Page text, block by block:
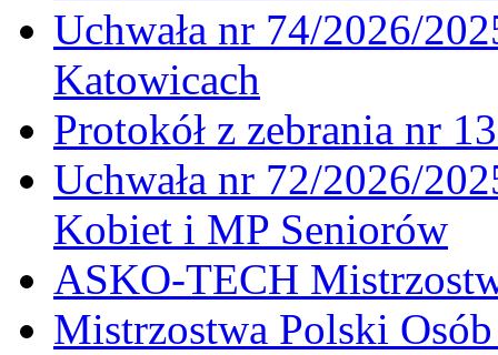
Uchwała nr 74/2026/
Katowicach
Protokół z zebrania nr
Uchwała nr 72/2026/
Kobiet i MP Seniorów
ASKO-TECH
Mistrzostwa Polski